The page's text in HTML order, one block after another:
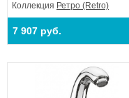
Коллекция Ретро (Retro)
7 907 руб.